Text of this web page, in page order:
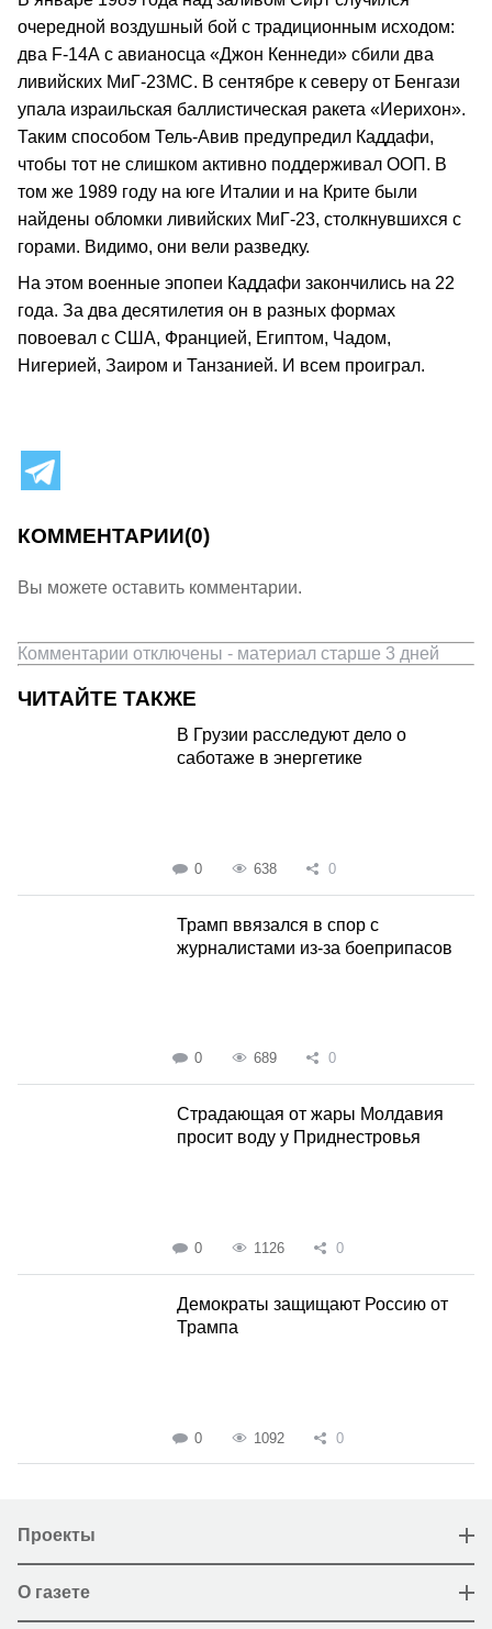
очередной воздушный бой с традиционным исходом:
два F‑14А с авианосца «Джон Кеннеди» сбили два
ливийских МиГ‑23МС. В сентябре к северу от Бенгази
упала израильская баллистическая ракета «Иерихон».
Таким способом Тель‑Авив предупредил Каддафи,
чтобы тот не слишком активно поддерживал ООП. В
том же 1989 году на юге Италии и на Крите были
найдены обломки ливийских МиГ‑23, столкнувшихся с
горами. Видимо, они вели разведку.
На этом военные эпопеи Каддафи закончились на 22
года. За два десятилетия он в разных формах
повоевал с США, Францией, Египтом, Чадом,
Нигерией, Заиром и Танзанией. И всем проиграл.
КОММЕНТАРИИ(0)
Вы можете оставить комментарии.
Комментарии отключены - материал старше 3 дней
ЧИТАЙТЕ ТАКЖЕ
В Грузии расследуют дело о
саботаже в энергетике
0 638 0
Трамп ввязался в спор с
журналистами из-за боеприпасов
0 689 0
Страдающая от жары Молдавия
просит воду у Приднестровья
0 1126 0
Демократы защищают Россию от
Трампа
0 1092 0
Проекты
О газете